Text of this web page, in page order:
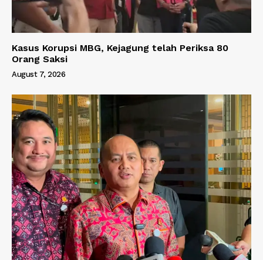
Kasus Korupsi MBG, Kejagung telah Periksa 80
Orang Saksi
August 7, 2026